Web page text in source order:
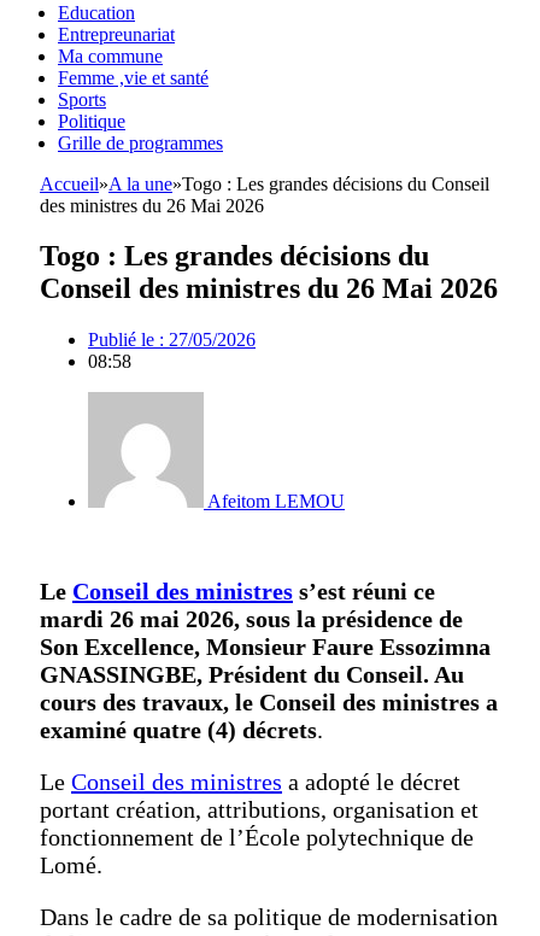
Education
Entrepreunariat
Ma commune
Femme ,vie et santé
Sports
Politique
Grille de programmes
Accueil»A la une»Togo : Les grandes décisions du Conseil
des ministres du 26 Mai 2026
Togo : Les grandes décisions du
Conseil des ministres du 26 Mai 2026
Publié le : 27/05/2026
08:58
Afeitom LEMOU
Le Conseil des ministres s’est réuni ce
mardi 26 mai 2026, sous la présidence de
Son Excellence, Monsieur Faure Essozimna
GNASSINGBE, Président du Conseil. Au
cours des travaux, le Conseil des ministres a
examiné quatre (4) décrets.
Le Conseil des ministres a adopté le décret
portant création, attributions, organisation et
fonctionnement de l’École polytechnique de
Lomé.
Dans le cadre de sa politique de modernisation